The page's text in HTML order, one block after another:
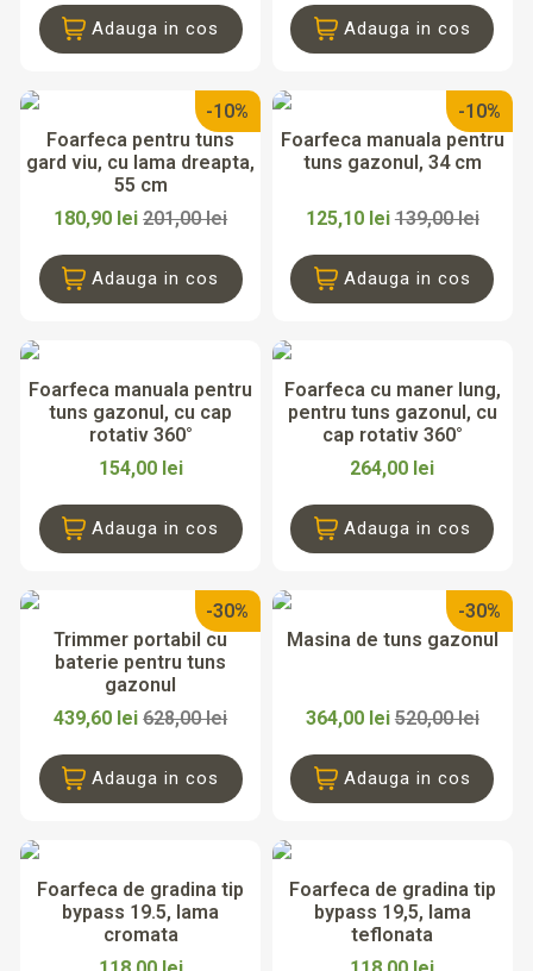
Adauga in cos Adauga in cos
Foarfeca pentru tuns
gard viu, cu lama dreapta,
55 cm
180,90 lei201,00 lei
-10%
Adauga in cos
Foarfeca manuala pentru
tuns gazonul, 34 cm
125,10 lei139,00 lei
-10%
Adauga in cos
Foarfeca manuala pentru
tuns gazonul, cu cap
rotativ 360°
154,00 lei
Adauga in cos
Foarfeca cu maner lung,
pentru tuns gazonul, cu
cap rotativ 360°
264,00 lei
Adauga in cos
Trimmer portabil cu
baterie pentru tuns
gazonul
439,60 lei628,00 lei
-30%
Adauga in cos
Masina de tuns gazonul
364,00 lei520,00 lei
-30%
Adauga in cos
Foarfeca de gradina tip
bypass 19.5, lama
cromata
Foarfeca de gradina tip
bypass 19,5, lama
teflonata